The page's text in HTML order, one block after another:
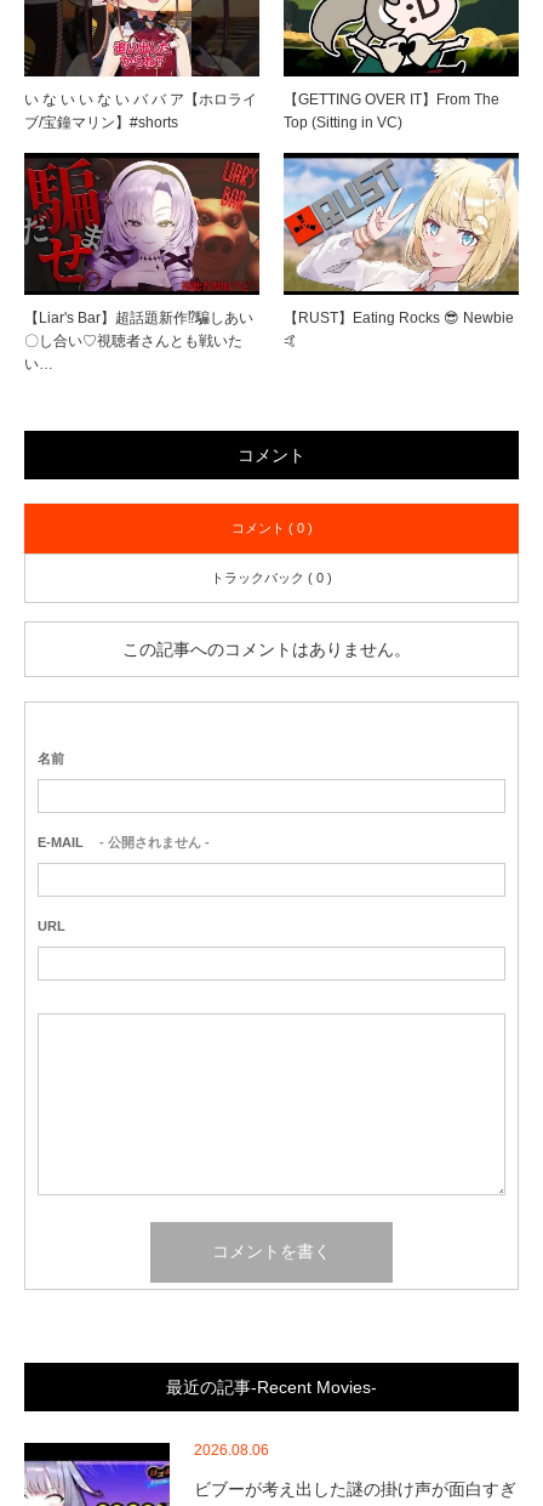
い な い い な い バ バ ア【ホロライ
ブ/宝鐘マリン】#shorts
【GETTING OVER IT】From The
Top (Sitting in VC)
【Liar's Bar】超話題新作⁉騙しあい
〇し合い♡視聴者さんとも戦いた
い…
【RUST】Eating Rocks 😎 Newbie
🤙
コメント
コメント ( 0 )
トラックバック ( 0 )
この記事へのコメントはありません。
名前
E-MAIL - 公開されません -
URL
最近の記事-Recent Movies-
2026.08.06
ビブーが考え出した謎の掛け声が面白すぎ